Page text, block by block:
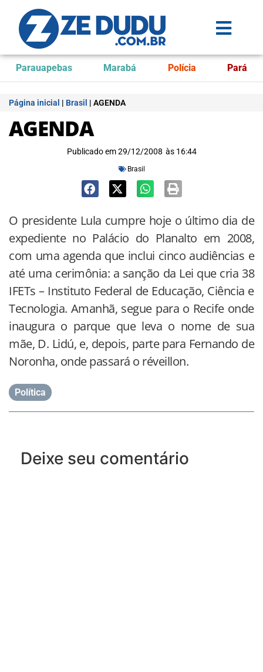
Parauapebas Marabá Polícia Pará
Página inicial | Brasil | AGENDA
AGENDA
Publicado em 29/12/2008 às 16:44
Brasil
O presidente Lula cumpre hoje o último dia de
expediente no Palácio do Planalto em 2008,
com uma agenda que inclui cinco audiências e
até uma cerimônia: a sanção da Lei que cria 38
IFETs – Instituto Federal de Educação, Ciência e
Tecnologia. Amanhã, segue para o Recife onde
inaugura o parque que leva o nome de sua
mãe, D. Lidú, e, depois, parte para Fernando de
Noronha, onde passará o réveillon.
Política
Deixe seu comentário